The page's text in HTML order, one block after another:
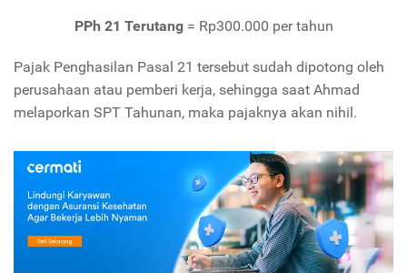
PPh 21 Terutang= Rp300.000 per tahun
Pajak Penghasilan Pasal 21 tersebut sudah dipotong oleh
perusahaan atau pemberi kerja, sehingga saat Ahmad
melaporkan SPT Tahunan, maka pajaknya akan nihil.